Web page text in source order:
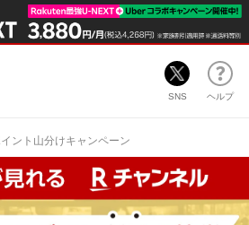
SNS ヘルプ
ント山分けキャンペーン